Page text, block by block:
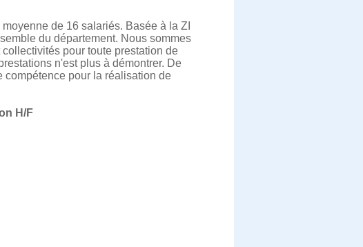
de 16 salariés. Basée à la ZI
du département. Nous sommes
pour toute prestation de
n'est plus à démontrer. De
compétence pour la réalisation de
H/F